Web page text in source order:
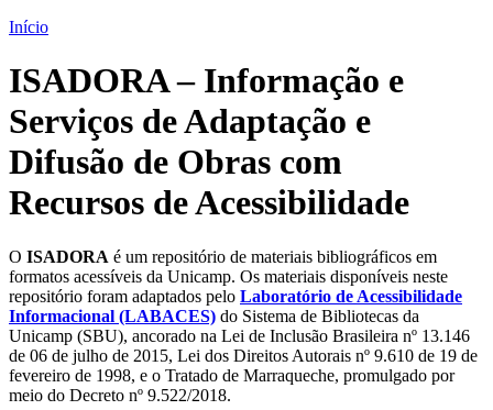
Início
ISADORA – Informação e
Serviços de Adaptação e
Difusão de Obras com
Recursos de Acessibilidade
O ISADORA é um repositório de materiais bibliográficos em
formatos acessíveis da Unicamp. Os materiais disponíveis neste
repositório foram adaptados pelo Laboratório de Acessibilidade
Informacional (LABACES) do Sistema de Bibliotecas da
Unicamp (SBU), ancorado na Lei de Inclusão Brasileira nº 13.146
de 06 de julho de 2015, Lei dos Direitos Autorais nº 9.610 de 19 de
fevereiro de 1998, e o Tratado de Marraqueche, promulgado por
meio do Decreto nº 9.522/2018.